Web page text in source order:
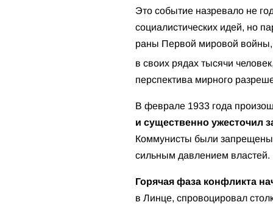
Это событие назревало не
социалистических идей, но
раны Первой мировой войны,
в своих рядах тысячи
перспектива мирного
В феврале 1933 года
и существенно ужесточил
Коммунисты были
сильным давлением властей.
Горячая фаза конфликта
в Линце, спровоцировал